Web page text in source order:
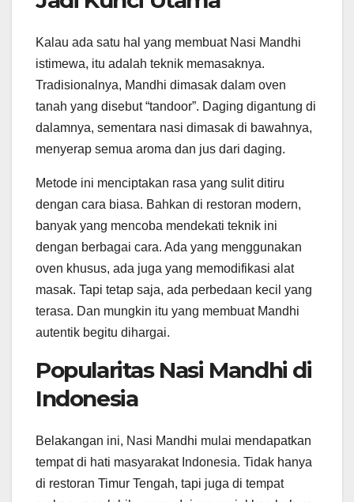
Kalau ada satu hal yang membuat Nasi Mandhi
istimewa, itu adalah teknik memasaknya.
Tradisionalnya, Mandhi dimasak dalam oven
tanah yang disebut “tandoor”. Daging digantung di
dalamnya, sementara nasi dimasak di bawahnya,
menyerap semua aroma dan jus dari daging.
Metode ini menciptakan rasa yang sulit ditiru
dengan cara biasa. Bahkan di restoran modern,
banyak yang mencoba mendekati teknik ini
dengan berbagai cara. Ada yang menggunakan
oven khusus, ada juga yang memodifikasi alat
masak. Tapi tetap saja, ada perbedaan kecil yang
terasa. Dan mungkin itu yang membuat Mandhi
autentik begitu dihargai.
Popularitas Nasi Mandhi di
Indonesia
Belakangan ini, Nasi Mandhi mulai mendapatkan
tempat di hati masyarakat Indonesia. Tidak hanya
di restoran Timur Tengah, tapi juga di tempat